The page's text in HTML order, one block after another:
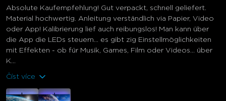
Absolute Kaufempfehlung! Gut verpackt, schnell geliefert.
Material hochwertig. Anleitung verständlich via Papier, Video
oder App! Kalibrierung lief auch reibungslos! Man kann über
die App die LEDs steuern… es gibt zig Einstellmöglichkeiten
mit Effekten - ob für Musik, Games, Film oder Videos… über
K...
Číst více